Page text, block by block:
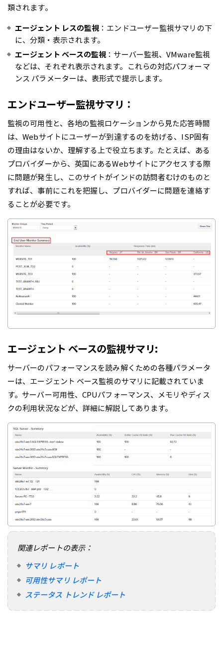
類されます。
エージェント レスの監視：エンドユーザー監視サマリの下
に、分類・表示されます。
エージェント ベースの監視：サーバー監視、VMware監視
などは、それぞれ表示されます。これらの対応パフォーマ
ンス パラメーターは、表形式で提示します。
エンドユーザー監視サマリ：
監視の可用性と、各地の監視ロケーションから見た応答時間
は、Webサイトにユーザーが到達するのを妨げる、ISP固有
の理由はないか、理解する上で役立ちます。たとえば、ある
プロバイダーから、英国にあるWebサイトにアクセスする際
に問題が発生し、このサイトがインドの訪問者むけのものと
すれば、事前にこれを把握し、プロバイダーに問題を連絡す
ることが必要です。
エージェント ベースの監視サマリ:
サーバーのパフォーマンスを読み解くための各種パラメータ
ーは、エージェント ベース監視のサマリに記載されていま
す。サーバー可用性、CPUパフォーマンス、メモリやディス
クの利用状況などが、詳細に解説してあります。
関連レポートの表示：
サマリ レポート
可用性サマリ レポート
ステータス トレンド レポート